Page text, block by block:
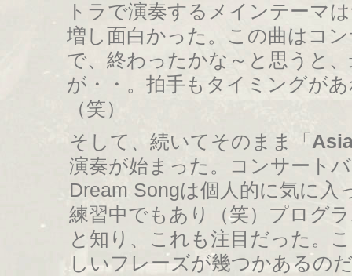
トラで演奏するメインテーマ
増し面白かった。この曲はコ
で、終わったかな～と思うと
が・・。拍手もタイミングが
（笑）
そして、続いてそのまま「
演奏が始まった。コンサート
Dream Songは個人的に気に入
練習中でもあり（笑）プログ
と知り、これも注目だった。
しいフレーズが幾つかあるの